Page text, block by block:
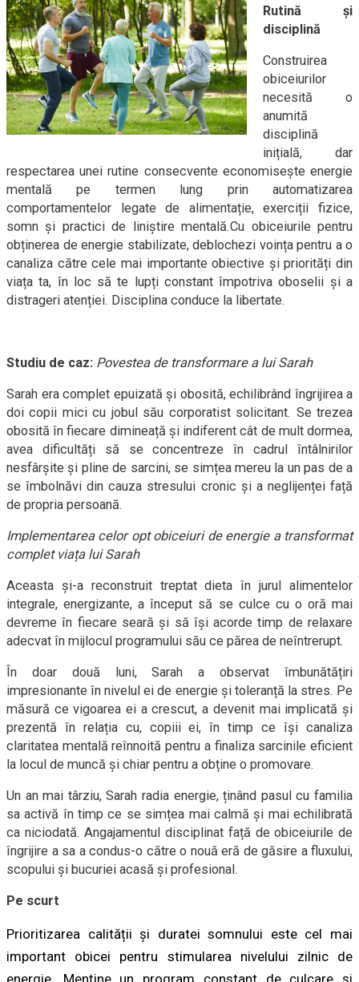
Rutină și
disciplină
Construirea
obiceiurilor
necesită o
anumită
disciplină
inițială, dar
respectarea unei rutine consecvente economisește energie
mentală pe termen lung prin automatizarea
comportamentelor legate de alimentație, exerciții fizice,
somn și practici de liniștire mentală.Cu obiceiurile pentru
obținerea de energie stabilizate, deblochezi voința pentru a o
canaliza către cele mai importante obiective și priorități din
viața ta, în loc să te lupți constant împotriva oboselii și a
distrageri atenției. Disciplina conduce la libertate.
Studiu de caz: Povestea de transformare a lui Sarah
Sarah era complet epuizată și obosită, echilibrând îngrijirea a
doi copii mici cu jobul său corporatist solicitant. Se trezea
obosită în fiecare dimineață și indiferent cât de mult dormea,
avea dificultăți să se concentreze în cadrul întâlnirilor
nesfârșite și pline de sarcini, se simțea mereu la un pas de a
se îmbolnăvi din cauza stresului cronic și a neglijenței față
de propria persoană.
Implementarea celor opt obiceiuri de energie a transformat
complet viața lui Sarah
Aceasta și-a reconstruit treptat dieta în jurul alimentelor
integrale, energizante, a început să se culce cu o oră mai
devreme în fiecare seară și să își acorde timp de relaxare
adecvat în mijlocul programului său ce părea de neîntrerupt.
În doar două luni, Sarah a observat îmbunătățiri
impresionante în nivelul ei de energie și toleranță la stres. Pe
măsură ce vigoarea ei a crescut, a devenit mai implicată și
prezentă în relația cu, copiii ei, în timp ce își canaliza
claritatea mentală reînnoită pentru a finaliza sarcinile eficient
la locul de muncă și chiar pentru a obține o promovare.
Un an mai târziu, Sarah radia energie, ținând pasul cu familia
sa activă în timp ce se simțea mai calmă și mai echilibrată
ca niciodată. Angajamentul disciplinat față de obiceiurile de
îngrijire a sa a condus-o către o nouă eră de găsire a fluxului,
scopului și bucuriei acasă și profesional.
Pe scurt
Prioritizarea calității și duratei somnului este cel mai
important obicei pentru stimularea nivelului zilnic de